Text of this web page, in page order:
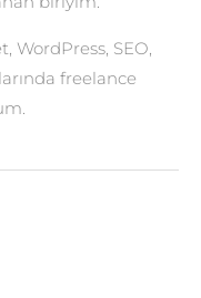
WordPress, SEO,
freelance